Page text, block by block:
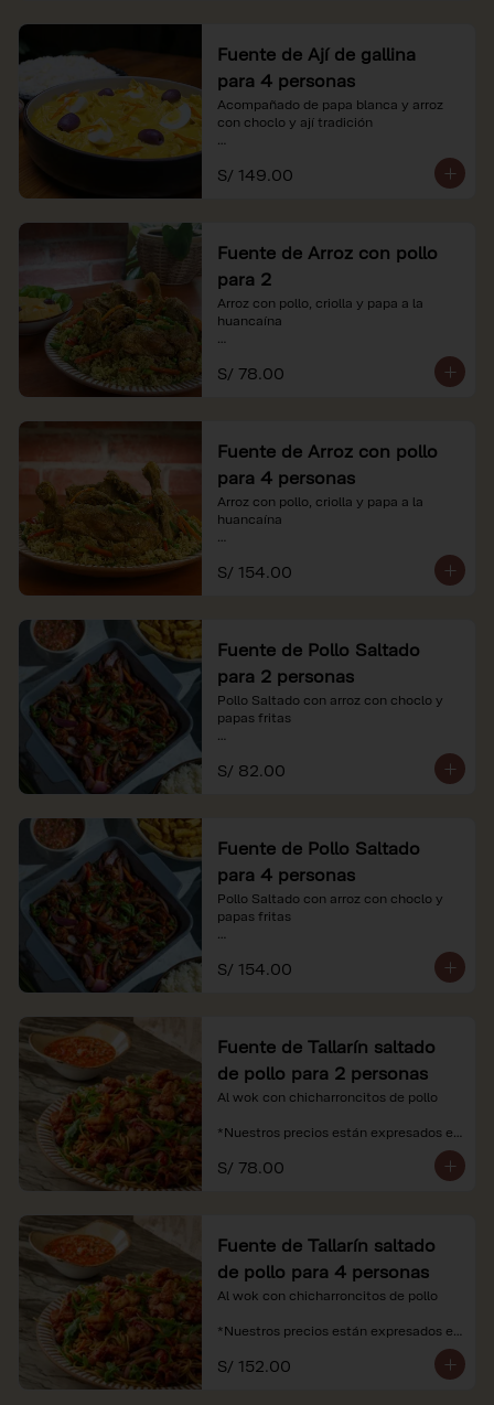
Fuente de Ají de gallina
para 4 personas
Acompañado de papa blanca y arroz
con choclo y ají tradición
*Nuestros precios están expresados en
soles e incluyen impuestos de ley y
S/ 149.00
Fuente de Arroz con pollo
para 2
Arroz con pollo, criolla y papa a la
huancaína
*Nuestros precios están expresados en
soles e incluyen impuestos de ley y
S/ 78.00
Fuente de Arroz con pollo
para 4 personas
Arroz con pollo, criolla y papa a la
huancaína
*Nuestros precios están expresados en
soles e incluyen impuestos de ley y
S/ 154.00
Fuente de Pollo Saltado
para 2 personas
Pollo Saltado con arroz con choclo y
papas fritas
*Nuestros precios están expresados en
soles e incluyen impuestos de ley y
S/ 82.00
Fuente de Pollo Saltado
para 4 personas
Pollo Saltado con arroz con choclo y
papas fritas
*Nuestros precios están expresados en
soles e incluyen impuestos de ley y
S/ 154.00
Fuente de Tallarín saltado
de pollo para 2 personas
Al wok con chicharroncitos de pollo
*Nuestros precios están expresados en
recargo al consumo.
S/ 78.00
Fuente de Tallarín saltado
de pollo para 4 personas
Al wok con chicharroncitos de pollo
*Nuestros precios están expresados en
recargo al consumo.
S/ 152.00